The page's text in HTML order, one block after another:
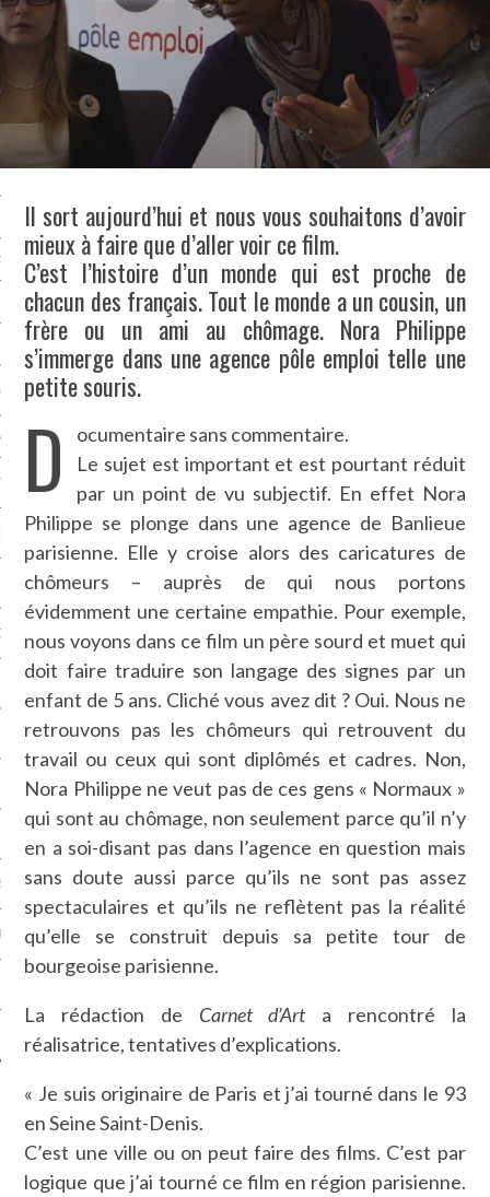
BONHEUR
GUERRE
EN VOD
Il sort aujourd’hui et nous vous souhaitons d’avoir
mieux à faire que d’aller voir ce film.
C’est l’histoire d’un monde qui est proche de
chacun des français. Tout le monde a un cousin, un
frère ou un ami au chômage. Nora Philippe
s’immerge dans une agence pôle emploi telle une
petite souris.
D
ocumentaire sans commentaire.
Le sujet est important et est pourtant réduit
par un point de vu subjectif. En effet Nora
Philippe se plonge dans une agence de Banlieue
parisienne. Elle y croise alors des caricatures de
chômeurs – auprès de qui nous portons
évidemment une certaine empathie. Pour exemple,
nous voyons dans ce film un père sourd et muet qui
doit faire traduire son langage des signes par un
enfant de 5 ans. Cliché vous avez dit ? Oui. Nous ne
retrouvons pas les chômeurs qui retrouvent du
travail ou ceux qui sont diplômés et cadres. Non,
Nora Philippe ne veut pas de ces gens « Normaux »
qui sont au chômage, non seulement parce qu’il n’y
en a soi-disant pas dans l’agence en question mais
sans doute aussi parce qu’ils ne sont pas assez
spectaculaires et qu’ils ne reflètent pas la réalité
qu’elle se construit depuis sa petite tour de
bourgeoise parisienne.
La rédaction de Carnet d’Arta rencontré la
réalisatrice, tentatives d’explications.
« Je suis originaire de Paris et j’ai tourné dans le 93
en Seine Saint-Denis.
C’est une ville ou on peut faire des films. C’est par
logique que j’ai tourné ce film en région parisienne.